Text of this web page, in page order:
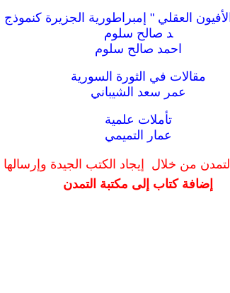
العقلي " إمبراطورية الجزيرة كنموذج
د صالح سلوم
احمد صالح سلوم
مقالات في الثورة السورية
عمر سعد الشيباني
تأملات علمية
عمار التميمي
من خلال إيجاد الكتب الجيدة وإرسالها
إضافة كتاب إلى مكتبة التمدن